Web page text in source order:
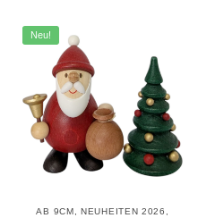
Neu!
AB 9CM ,NEUHEITEN 2026